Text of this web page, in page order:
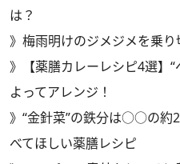
は？
》 梅雨明けのジメジメを乗
》
【薬膳カレーレシピ4選】
よってアレンジ！
》 “金針菜”の鉄分は○○の約
べてほしい薬膳レシピ